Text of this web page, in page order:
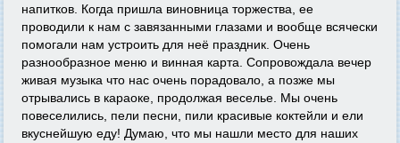
напитков. Когда пришла виновница торжества, ее
проводили к нам с завязанными глазами и вообще всячески
помогали нам устроить для неё праздник. Очень
разнообразное меню и винная карта. Сопровождала вечер
живая музыка что нас очень порадовало, а позже мы
отрывались в караоке, продолжая веселье. Мы очень
повеселились, пели песни, пили красивые коктейли и ели
вкуснейшую еду! Думаю, что мы нашли место для наших